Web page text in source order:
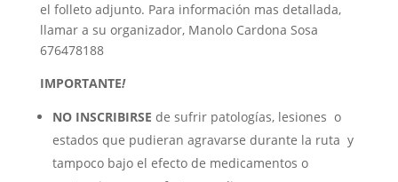
el folleto adjunto. Para información mas detallada,
llamar a su organizador, Manolo Cardona Sosa
676478188
IMPORTANTE!
NO INSCRIBIRSE de sufrir patologías, lesiones o
estados que pudieran agravarse durante la ruta y
tampoco bajo el efecto de medicamentos o